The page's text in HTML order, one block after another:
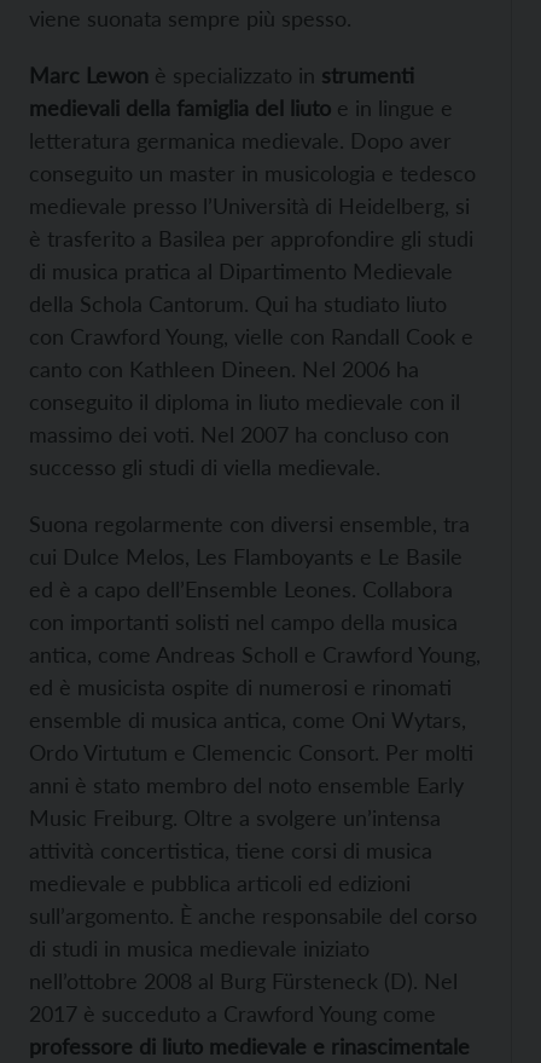
viene suonata sempre più spesso.
Marc Lewon è specializzato in strumenti
medievali della famiglia del liuto e in lingue e
letteratura germanica medievale. Dopo aver
conseguito un master in musicologia e tedesco
medievale presso l’Università di Heidelberg, si
è trasferito a Basilea per approfondire gli studi
di musica pratica al Dipartimento Medievale
della Schola Cantorum. Qui ha studiato liuto
con Crawford Young, vielle con Randall Cook e
canto con Kathleen Dineen. Nel 2006 ha
conseguito il diploma in liuto medievale con il
massimo dei voti. Nel 2007 ha concluso con
successo gli studi di viella medievale.
Suona regolarmente con diversi ensemble, tra
cui Dulce Melos, Les Flamboyants e Le Basile
ed è a capo dell’Ensemble Leones. Collabora
con importanti solisti nel campo della musica
antica, come Andreas Scholl e Crawford Young,
ed è musicista ospite di numerosi e rinomati
ensemble di musica antica, come Oni Wytars,
Ordo Virtutum e Clemencic Consort. Per molti
anni è stato membro del noto ensemble Early
Music Freiburg. Oltre a svolgere un’intensa
attività concertistica, tiene corsi di musica
medievale e pubblica articoli ed edizioni
sull’argomento. È anche responsabile del corso
di studi in musica medievale iniziato
nell’ottobre 2008 al Burg Fürsteneck (D). Nel
2017 è succeduto a Crawford Young come
professore di liuto medievale e rinascimentale